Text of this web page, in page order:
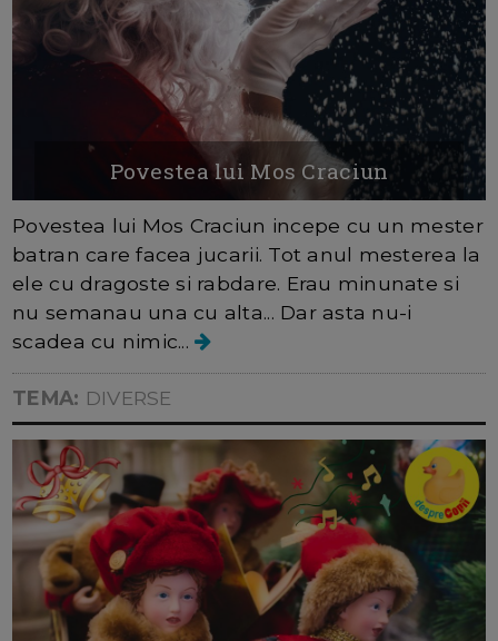
Povestea lui Mos Craciun
Povestea lui Mos Craciun incepe cu un mester
batran care facea jucarii. Tot anul mesterea la
ele cu dragoste si rabdare. Erau minunate si
nu semanau una cu alta... Dar asta nu-i
scadea cu nimic...
TEMA: DIVERSE